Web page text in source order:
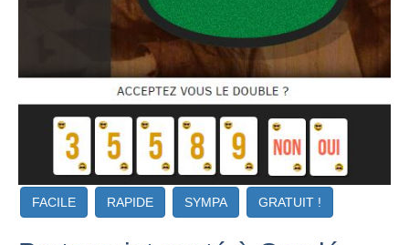
FACILE RAPIDE SYMPA GRATUIT !